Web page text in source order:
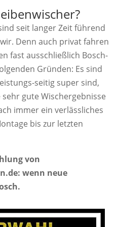
seit langer Zeit führend
Denn auch privat fahren
fast ausschließlich Bosch-
Gründen: Es sind
seitig super sind,
gute Wischergebnisse
immer ein verlässliches
bis zur letzten
von
wenn neue